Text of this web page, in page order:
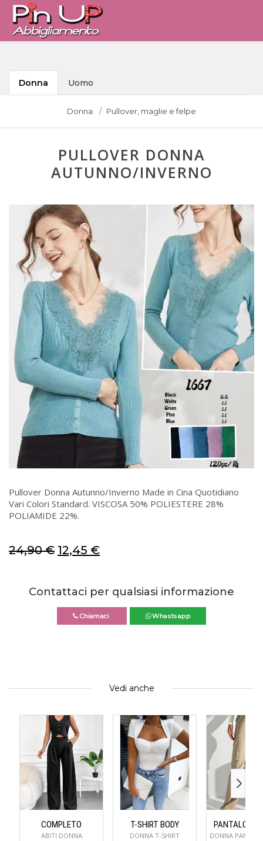
Donna Uomo
Donna Pullover, maglie e felpe
PULLOVER DONNA
AUTUNNO/INVERNO
Pullover Donna Autunno/Inverno Made in Cina Quotidiano
Vari Colori Standard. VISCOSA 50% POLIESTERE 28%
POLIAMIDE 22%.
24,90€ 12,45 €
Contattaci per qualsiasi informazione
Chiamaci Whastsapp
Vedi anche
COMPLETO
ABITI DONNA
T-SHIRT BODY
DONNA T-SHIRT
PANTALONI